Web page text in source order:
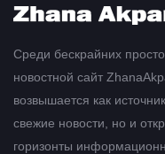
Среди бескрайних
новостной сайт
возвышается как
свежие новости, но и
горизонты